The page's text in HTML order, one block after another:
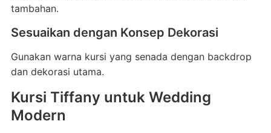
tambahan.
Sesuaikan dengan Konsep Dekorasi
Gunakan warna kursi yang senada dengan backdrop
dan dekorasi utama.
Kursi Tiffany untuk Wedding
Modern